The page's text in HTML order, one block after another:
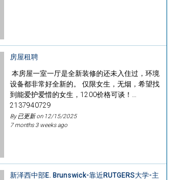
房屋租聘
本房屋一室一厅是全新装修的还未入住过，环境
设备都非常好全新的。 仅限女生，无烟，希望找
到能爱护爱惜的女生，1200价格可谈！…
2137940729
By 已更新 on 12/15/2025
7 months 3 weeks ago
新泽西中部E. Brunswick-靠近RUTGERS大学-主